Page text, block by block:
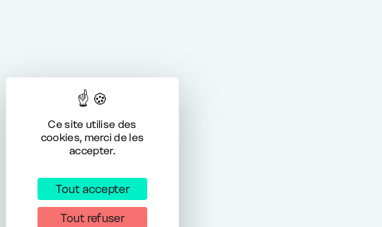
Ce site utilise des
cookies, merci de les
accepter.
Tout accepter
Tout refuser